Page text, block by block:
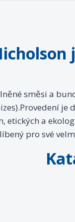
směsi a
etických a
pro své